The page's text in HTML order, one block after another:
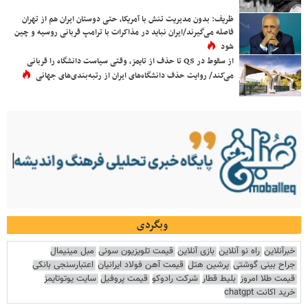
ظریف: بدون مدیریت تنش با آمریکا، حتی دوستان ایران هم از تهران
فاصله می‌گیرند/ایران نباید در مذاکرات با ترامپ قربانی روسیه و چین
شود
از سقوط در QS تا حذف از تایمز، وقتی سیاست دانشگاه را قربانی
می‌کند/ روایت حذف دانشگاه‌های ایران از رتبه‌بندی‌های جهانی
وبگردی
خبرآنلاین راه نو آنلاین بازی آنلاین قیمت تلویزیون سونی مبل مینیمال
جراح بینی گوشتی پرشین هتل قیمت آهن فولاد ایرانیان اعتبارسنجی بانکی
قیمت طلا امروز بلیط قطار شرکت رادوکو قیمت پروفیل سایت یوتوتایمز
خرید اکانت chatgpt